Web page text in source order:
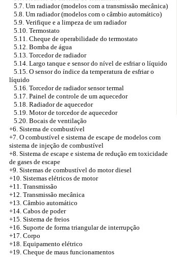
5.7. Um radiador (modelos com a transmissão mecânica)
5.8. Um radiador (modelos com o câmbio automático)
5.9. Verifique e a limpeza de um radiador
5.10. Termostato
5.11. Cheque de operabilidade do termostato
5.12. Bomba de água
5.13. Torcedor de radiador
5.14. Largo tanque e sensor do nível de esfriar o líquido
5.15. O sensor do índice da temperatura de esfriar o
líquido
5.16. Torcedor de radiador sensor termal
5.17. Painel de controle de um aquecedor
5.18. Radiador de aquecedor
5.19. Motor de torcedor de aquecedor
5.20. Bocais de ventilação
+6. Sistema de combustível
+7. O combustível e sistema de escape de modelos com
sistema de injeção de combustível
+8. Sistema de escape e sistema de redução em toxicidade
de gases de escape
+9. Sistemas de combustível do motor diesel
+10. Sistemas elétricos de motor
+11. Transmissão
+12. Transmissão mecânica
+13. Câmbio automático
+14. Cabos de poder
+15. Sistema de freios
+16. Suporte de forma triangular de interrupção
+17. Corpo
+18. Equipamento elétrico
+19. Cheque de maus funcionamentos